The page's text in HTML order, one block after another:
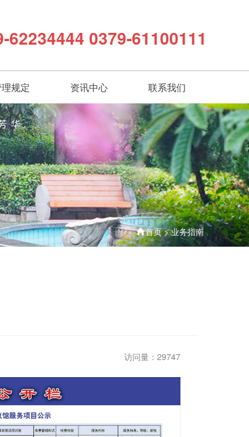
62234444 0379-61100111
规定 资讯中心 联系我们
首页>业务指南
访问量：29747